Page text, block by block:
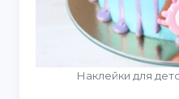
Наклейки для